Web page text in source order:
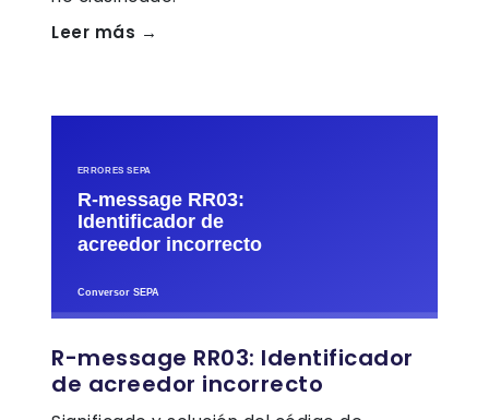
Leer más →
R-message RR03: Identificador
de acreedor incorrecto